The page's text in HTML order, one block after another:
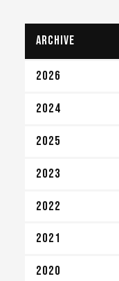
archive
2026
2024
2025
2023
2022
2021
2020